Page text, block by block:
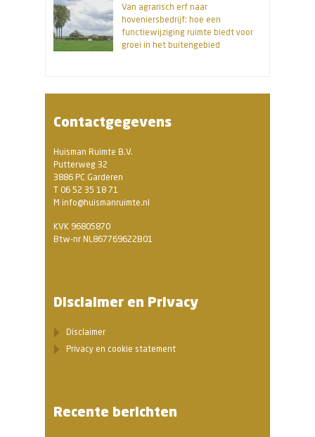
Van agrarisch erf naar
hoveniersbedrijf: hoe een
functiewijziging ruimte biedt voor
groei in het buitengebied
Contactgegevens
Huisman Ruimte B.V.
Putterweg 32
3886 PC Garderen
T 06 52 35 18 71
M info@huismanruimte.nl
KVK 96805870
Btw-nr NL867769622B01
Disclaimer en Privacy
Disclaimer
Privacy en cookie statement
Recente berichten